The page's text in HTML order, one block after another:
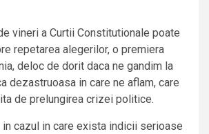
vineri a Curtii Constitutionale poate
repetarea alegerilor, o premiera
deloc de dorit daca ne gandim la
dezastruoasa in care ne aflam, care
de prelungirea crizei politice.
in cazul in care exista indicii serioase